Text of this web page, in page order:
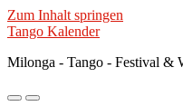
Zum Inhalt springen
Tango Kalender
Milonga - Tango - Festival &